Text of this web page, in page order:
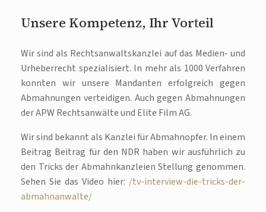
Unsere Kompetenz, Ihr Vorteil
Wir sind als Rechtsanwaltskanzlei auf das Medien- und
Urheberrecht spezialisiert. In mehr als 1000 Verfahren
konnten wir unsere Mandanten erfolgreich gegen
Abmahnungen verteidigen. Auch gegen Abmahnungen
der APW Rechtsanwälte und Elite Film AG.
Wir sind bekannt als Kanzlei für Abmahnopfer. In einem
Beitrag Beitrag für den NDR haben wir ausführlich zu
den Tricks der Abmahnkanzleien Stellung genommen.
Sehen Sie das Video hier: /tv-interview-die-tricks-der-
abmahnanwalte/